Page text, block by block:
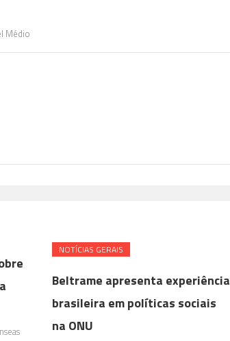
Médio
NOTÍ­CIAS GERAIS
Beltrame apresenta experiência
brasileira em políticas sociais
na ONU